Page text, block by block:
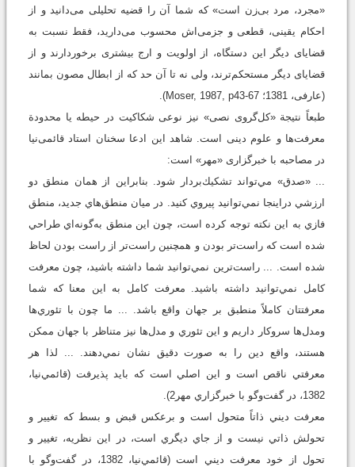
«مجرد، مرد بی‌زن است» که شما آن را قضیه تحلیلی می‌دانید و از
احکام یقینی، قطعی و جزمی‌اش محسوب می‌دارید، فقط نسبت به
قضایای دیگر این دستگاه، از اولویت و ارج بیشتری برخوردارند و از
قضایای دیگر مستحکم‌ترند، ولی نه تا آن حد که از ابطال مصون بمانند
(عارفی، 1381؛ Moser, 1987, p43-67).
طبعاً نتیجة «کل‌گروی نصی» نیز نوعی شکاکیت در حیطه یا محدودة
معرفت‌ها و علوم دینی است. شاهد این ادعا سخنان استاد قائمی‌نیا
در مصاحبه با خبرگزاری «مهر» است:
... «صدق» مي‌تواند تشكيك‌بردار شود. بنابراين از همان منطق دو
ارزشي دراينجا نمي‌توانيد پيروي كنيد. در ميان منطق‌هاي جديد، منطق
فازي به اين نكته توجه كرده است، چون اين منطق به‌گونه‌اي طراحي
شده است كه راست‌تر بودن و همچنين راست‌تر از راست بودن لحاظ
شده است. ... راست‌ترين نمي‌توانيد شما داشته باشيد، چون معرفت
كامل نمي‌توانيد داشته باشيد. معرفت كامل به اين معنا كه شما
معرفتتان كاملاً منطبق بر جهان واقع باشد. ... ما چون با تئوري‌ها
ومدل‌ها سروكار داريم و اين تئوري و مدل‌ها نيز متناظر با جهان ممكن
هستند، واقع دين را به صورت دقيق نشان نمي‌دهند. ... لذا هر
معرفتي ناقص است و اين اصلي است كه بايد پذيرفت (قائمي‌نيا،
1382، در گفت‌وگو با خبرگزاري مهر2).
معرفت ديني ذاتاً متحول است و برعكس قبض و بسط كه تغيير و
تحولش ذاتي نيست و از جاي ديگري است، در اين نظريه، تغيير و
تحول از خود معرفت ديني است (قائمي‌نيا، 1382، در گفت‌وگو با